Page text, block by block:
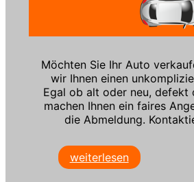
Möchten Sie Ihr Auto
wir Ihnen einen
Egal ob alt oder neu,
machen Ihnen ein faires
die Abmeldung.
weiterlesen